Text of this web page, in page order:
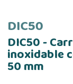
DIC50
DIC50 -
inoxidable
50 mm